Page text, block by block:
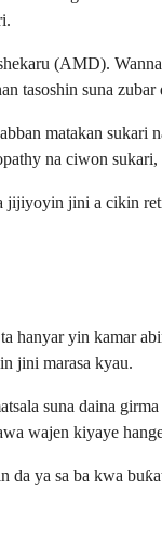
(AMD).
tasoshin suna
matakan
na ciwon
jini a cikin
hanyar yin kamar
jini marasa kyau.
suna daina
wajen kiyaye
ya sa ba kwa